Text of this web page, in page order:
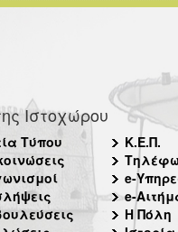
Ιστοχώρου
Τύπου
Κ.Ε.Π.
e-
e-
Η Πόλη